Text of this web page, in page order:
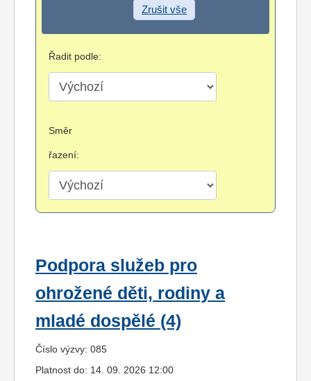
Zrušit vše
Řadit podle:
Směr
řazení:
Podpora služeb pro
ohrožené děti, rodiny a
mladé dospělé (4)
Číslo výzvy: 085
Platnost do: 14. 09. 2026 12:00